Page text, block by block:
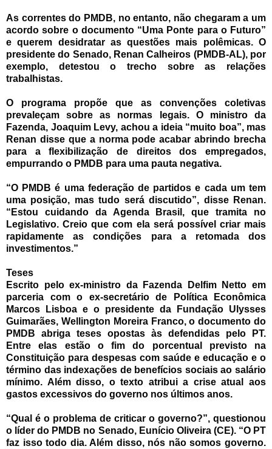
As correntes do PMDB, no entanto, não chegaram a um
acordo sobre o documento “Uma Ponte para o Futuro”
e querem desidratar as questões mais polêmicas. O
presidente do Senado, Renan Calheiros (PMDB-AL), por
exemplo, detestou o trecho sobre as relações
trabalhistas.
O programa propõe que as convenções coletivas
prevaleçam sobre as normas legais. O ministro da
Fazenda, Joaquim Levy, achou a ideia “muito boa”, mas
Renan disse que a norma pode acabar abrindo brecha
para a flexibilização de direitos dos empregados,
empurrando o PMDB para uma pauta negativa.
“O PMDB é uma federação de partidos e cada um tem
uma posição, mas tudo será discutido”, disse Renan.
“Estou cuidando da Agenda Brasil, que tramita no
Legislativo. Creio que com ela será possível criar mais
rapidamente as condições para a retomada dos
investimentos.”
Teses
Escrito pelo ex-ministro da Fazenda Delfim Netto em
parceria com o ex-secretário de Política Econômica
Marcos Lisboa e o presidente da Fundação Ulysses
Guimarães, Wellington Moreira Franco, o documento do
PMDB abriga teses opostas às defendidas pelo PT.
Entre elas estão o fim do porcentual previsto na
Constituição para despesas com saúde e educação e o
término das indexações de benefícios sociais ao salário
mínimo. Além disso, o texto atribui a crise atual aos
gastos excessivos do governo nos últimos anos.
“Qual é o problema de criticar o governo?”, questionou
o líder do PMDB no Senado, Eunício Oliveira (CE). “O PT
faz isso todo dia. Além disso, nós não somos governo.